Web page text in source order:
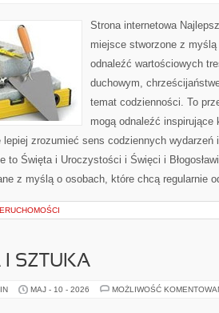
Strona internetowa
miejsce stworzone z
odnaleźć wartościowych
duchowym,
temat codzienności. To
mogą odnaleźć inspirujące
zrozumieć sens codziennych wydarzeń
to Święta i Uroczystości i Święci i
z myślą o osobach, które chcą regularnie
I SZTUKA
MAJ - 10 - 2026 MOŻLIWOŚĆ